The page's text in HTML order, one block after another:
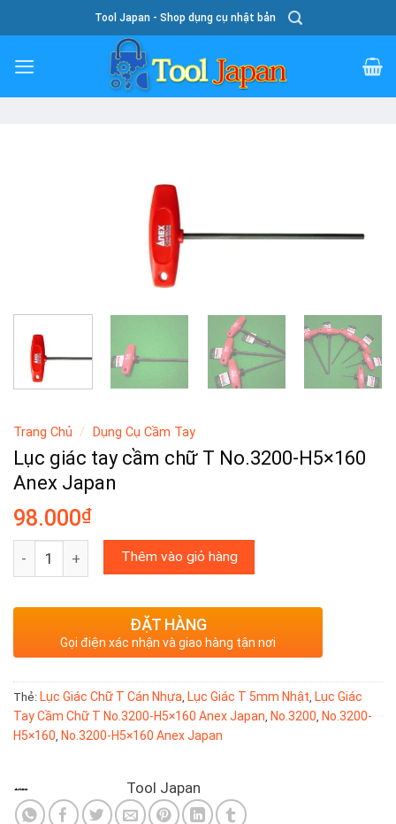
To
Content
Tool Japan - Shop dụng cụ nhật bản
Trang Chủ / Dụng Cụ Cầm Tay
Lục giác tay cầm chữ T No.3200-H5×160
Anex Japan
98.000₫
Lục giác tay cầm chữ T No.3200-H5×160 Anex Japan số
Thêm vào giỏ hàng
ĐẶT HÀNG
Gọi điện xác nhận và giao hàng tận nơi
Thẻ: Lục Giác Chữ T Cán Nhựa, Lục Giác T 5mm Nhật, Lục Giác
Tay Cầm Chữ T No.3200-H5×160 Anex Japan, No.3200, No.3200-
H5×160, No.3200-H5×160 Anex Japan
Tool Japan